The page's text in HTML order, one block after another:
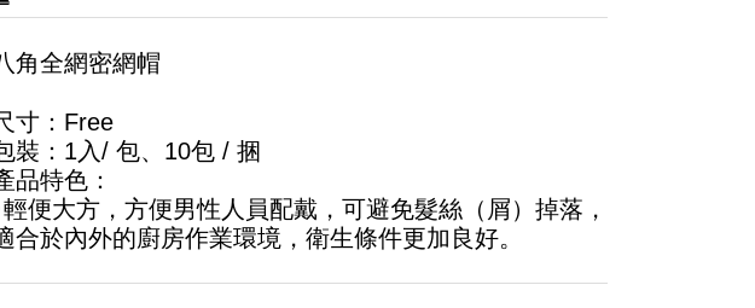
角全網密網帽
寸：Free
裝：1入/ 包、10包 / 捆
品特色：
輕便大方，方便男性人員配戴，可避免髮絲（屑）掉落，
合於內外的廚房作業環境，衛生條件更加良好。